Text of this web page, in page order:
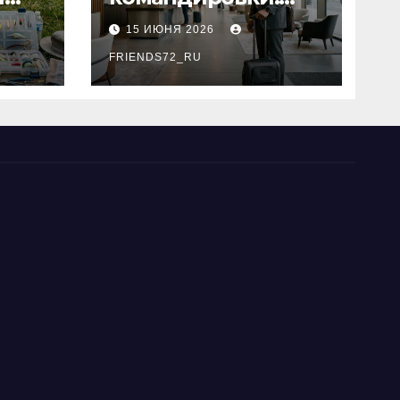
основные
критерии выбора
15 ИЮНЯ 2026
FRIENDS72_RU